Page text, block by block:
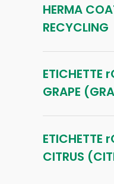
HERMA
RECYCLING
ETICHETTE
GRAPE
ETICHETTE
CITRUS